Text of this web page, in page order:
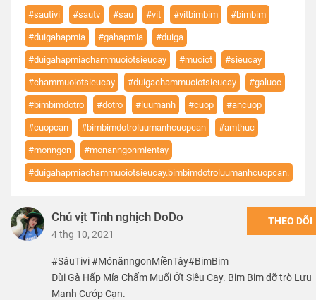
#sautivi #sautv #sau #vit #vitbimbim #bimbim
#duigahapmia #gahapmia #duiga
#duigahapmiachammuoiotsieucay #muoiot #sieucay
#chammuoiotsieucay #duigachammuoiotsieucay #galuoc
#bimbimdotro #dotro #luumanh #cuop #ancuop
#cuopcan #bimbimdotroluumanhcuopcan #amthuc
#monngon #monanngonmientay
#duigahapmiachammuoiotsieucay.bimbimdotroluumanhcuopcan.
Chú vịt Tinh nghịch DoDo
4 thg 10, 2021
THEO DÕI
#SâuTivi #MónănngonMiềnTây#BimBim
Đùi Gà Hấp Mía Chấm Muối Ớt Siêu Cay. Bim Bim dỡ trò Lưu
Manh Cướp Cạn.